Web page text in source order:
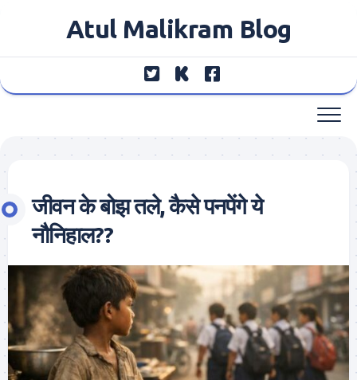
Atul Malikram Blog
जीवन के बोझ तले, कैसे पनपेंगे ये
नौनिहाल??